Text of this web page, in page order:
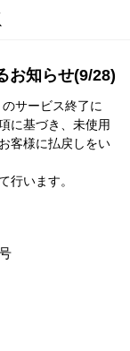
お知らせ(9/28)
サービス終了に
に基づき、未使用
客様に払戻しをい
行います。